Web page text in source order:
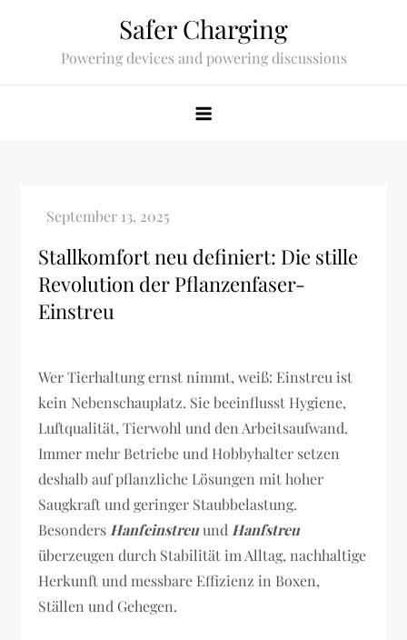
Safer Charging
Powering devices and powering discussions
Stallkomfort neu definiert: Die stille
Revolution der Pflanzenfaser-
Einstreu
Wer Tierhaltung ernst nimmt, weiß: Einstreu ist
kein Nebenschauplatz. Sie beeinflusst Hygiene,
Luftqualität, Tierwohl und den Arbeitsaufwand.
Immer mehr Betriebe und Hobbyhalter setzen
deshalb auf pflanzliche Lösungen mit hoher
Saugkraft und geringer Staubbelastung.
Besonders Hanfeinstreuund Hanfstreu
überzeugen durch Stabilität im Alltag, nachhaltige
Herkunft und messbare Effizienz in Boxen,
Ställen und Gehegen.